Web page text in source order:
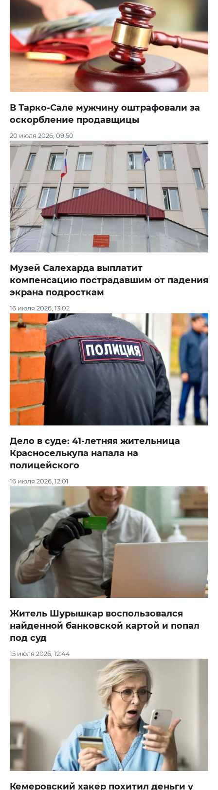
В Тарко-Сале мужчину оштрафовали за
оскорбление продавщицы
20 июля 2026, 09:50
Музей Салехарда выплатит
компенсацию пострадавшим от падения
экрана подросткам
16 июля 2026, 13:02
Дело в суде: 41-летняя жительница
Красноселькупа напала на
полицейского
16 июля 2026, 12:01
Житель Шурышкар воспользовался
найденной банковской картой и попал
под суд
15 июля 2026, 12:44
Кемеровский хакер похитил деньги у